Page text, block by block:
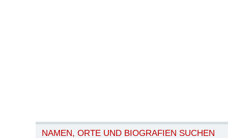
NAMEN, ORTE UND BIOGRAFIEN SUCHEN